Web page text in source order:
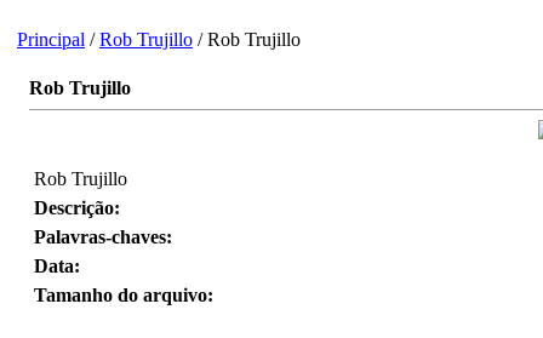
Principal /Rob Trujillo / Rob Trujillo
Rob Trujillo
Rob Trujillo
Descrição:
Palavras-chaves:
Data:
Tamanho do arquivo: